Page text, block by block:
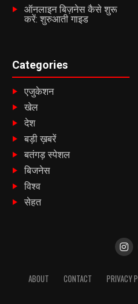
ऑनलाइन बिज़नेस कैसे शुरू
करें: शुरुआती गाइड
Categories
एजुकेशन
खेल
देश
बड़ी ख़बरें
बतंगड़ स्पेशल
बिजनेस
विश्व
सेहत
ABOUT CONTACT PRIVACY